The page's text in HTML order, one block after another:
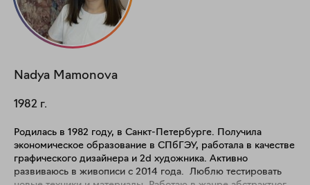
Nadya Mamonova
1982 г.
Родилась в 1982 году, в Санкт-Петербурге.​ Получила
экономическое образование в СПбГЭУ, работала в качестве
графического дизайнера и 2d художника. Активно
развиваюсь в живописи с 2014 года. ​ Люблю тестировать